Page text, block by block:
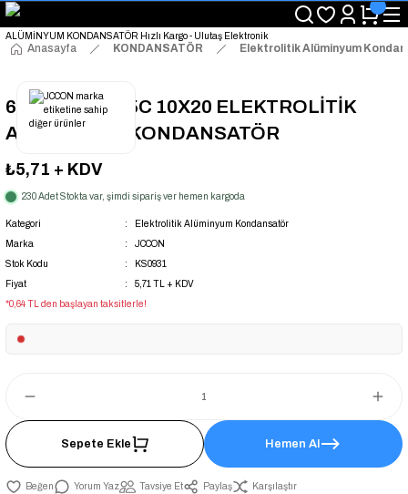
"Saat 14:00'a Kadar Verilen Siparişlerde Aynı Gün Kargo Avantajı!
"Binlerce Ürün Çeşitliliği ile Stoktan Hemen Teslim."
"Toptan Fiyatına Perakende Satış Avantajını Kaçırmayın!"
Anasayfa KONDANSATÖR Elektrolitik Alüminyum
680UF 35V 105C 10X20 ELEKTROLİTİK
ALÜMİNYUM KONDANSATÖR
₺5,71 + KDV
230 Adet Stokta var, şimdi sipariş ver hemen kargoda
Kategori
Elektrolitik Alüminyum Kondansatör
Marka
JCCON
Stok Kodu
KS0931
Fiyat
5,71 TL + KDV
*0,64 TL den başlayan taksitlerle!
Sepete Ekle Hemen Al
Yorum Yaz Tavsiye Et Paylaş Karşılaştır